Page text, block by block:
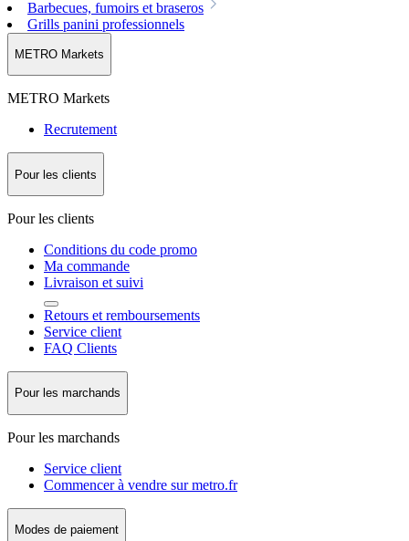
Barbecues, fumoirs et braseros
Grills panini professionnels
METRO Markets
METRO Markets
Recrutement
Pour les clients
Pour les clients
Conditions du code promo
Ma commande
Livraison et suivi
Retours et remboursements
Service client
FAQ Clients
Pour les marchands
Pour les marchands
Service client
Commencer à vendre sur metro.fr
Modes de paiement